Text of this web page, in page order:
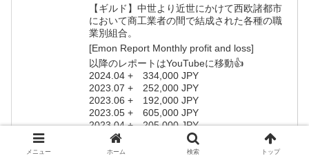
【ギルド】中世より近世にかけて西欧諸都市
において商工業者の間で結成された各種の職
業別組合。
[Emon Report Monthly profit and loss]
以降のレポートはYouTubeに移動👍
2024.04 + 334,000 JPY
2023.07 + 252,000 JPY
2023.06 + 192,000 JPY
2023.05 + 605,000 JPY
2023.04 + 205,000 JPY
2021.10 + 53,000 JPY
2021.09 + 339,000 JPY
メニュー ホーム 検索 トップ